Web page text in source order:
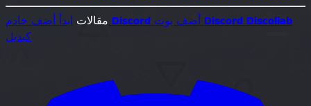
مقالات ابدأ أضف خادم Discord أضف بوت Discord Discollab
كبديل